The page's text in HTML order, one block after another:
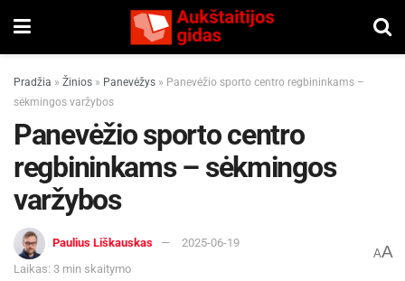
Pradžia » Žinios » Panevėžys » Panevėžio sporto centro regbininkams –
sėkmingos varžybos
Panevėžio sporto centro
regbininkams – sėkmingos
varžybos
Paulius Liškauskas
2025-06-19
Laikas: 3 min skaitymo
AA